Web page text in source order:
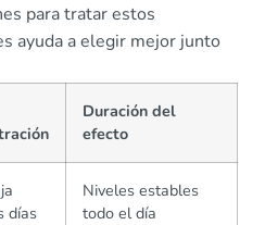
para tratar estos
ayuda a elegir mejor junto
Duración del
efecto
días
Niveles estables
todo el día